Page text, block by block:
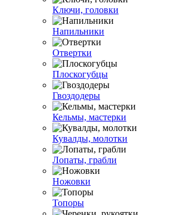
Ключи, головки
Напильники
Отвертки
Плоскогубцы
Гвоздодеры
Кельмы, мастерки
Кувалды, молотки
Лопаты, грабли
Ножовки
Топоры